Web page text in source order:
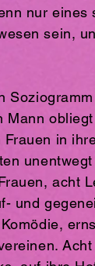
nur
sein,
Mann
in
acht
und